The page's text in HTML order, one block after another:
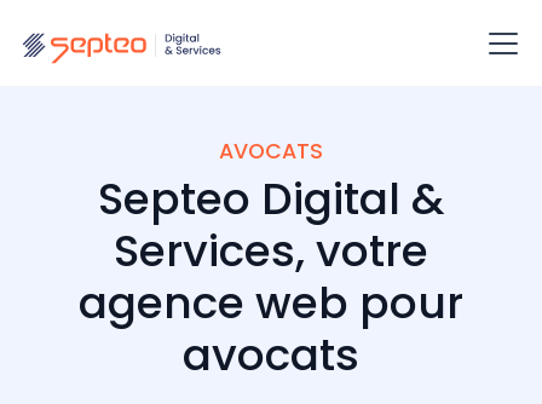
AVOCATS
Septeo Digital &
Services, votre
agence web pour
avocats